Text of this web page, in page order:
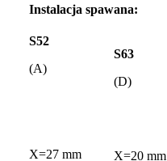
Instalacja spawana:
S52
(A)
X=27 mm
S63
(D)
X=20 mm